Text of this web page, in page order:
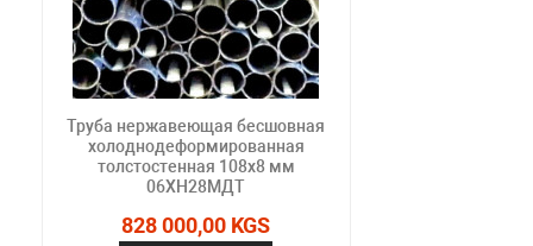
Труба нержавеющая бесшовная
холоднодеформированная
толстостенная 108х8 мм
06ХН28МДТ
828 000,00 KGS